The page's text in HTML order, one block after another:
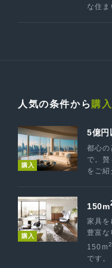
な住ま
人気の条件から 購
購入
5億円
都心の
で。
をご紹
購入
150m
家具
豊富
150m2
です。